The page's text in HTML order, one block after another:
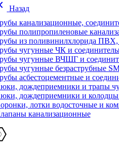
Назад
канализационные,
полипропиленовые
из поливинилхлорида
чугунные ЧК и
чугунные ВЧШГ и
чугунные безраструбные
асбестоцементные и
дождеприемники и трапы
дождеприемники и
лотки водосточные и
канализационные